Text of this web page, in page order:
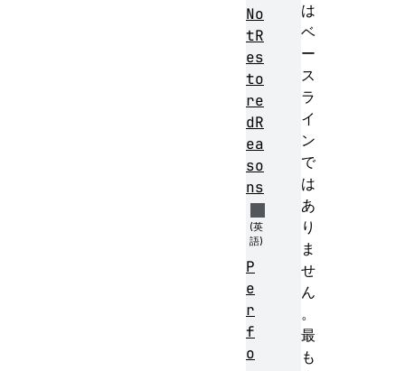
は
ベ
ー
ス
ラ
イ
ン
で
は
あ
り
ま
せ
ん
。
最
も
No
tR
es
to
re
dR
ea
so
ns
P
e
r
f
o